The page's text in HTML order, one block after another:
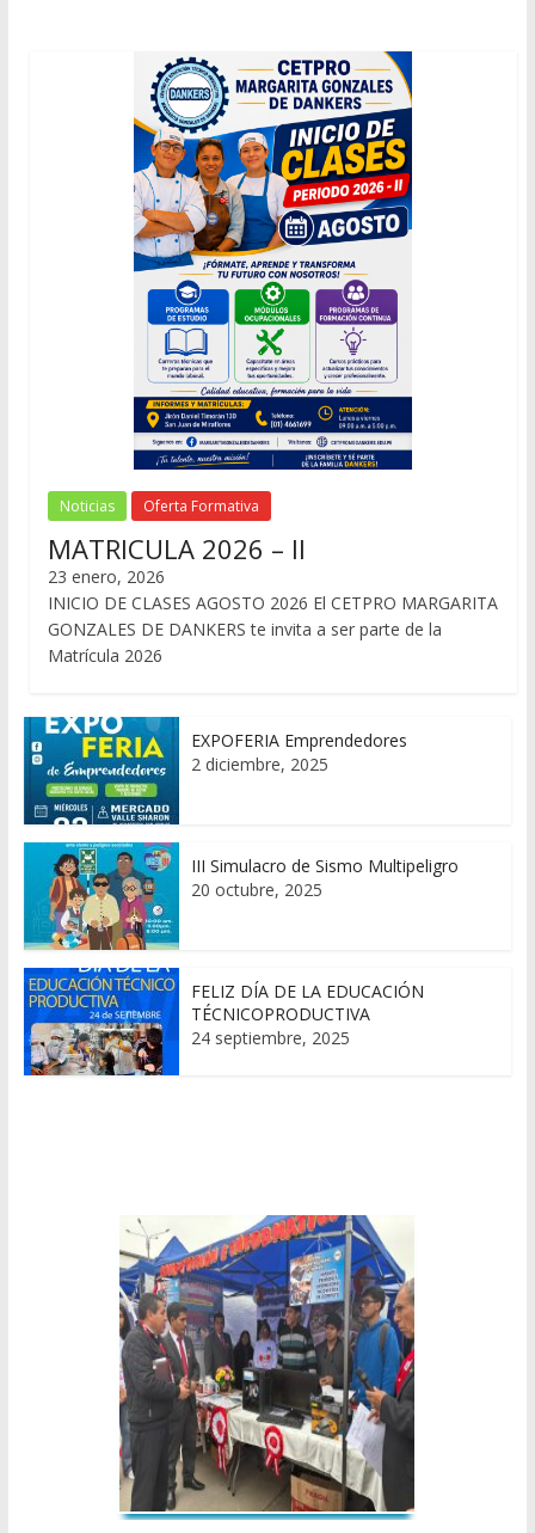
Noticias Oferta Formativa
MATRICULA 2026 – II
23 enero, 2026
INICIO DE CLASES AGOSTO 2026 El CETPRO MARGARITA
GONZALES DE DANKERS te invita a ser parte de la
Matrícula 2026
EXPOFERIA Emprendedores
2 diciembre, 2025
III Simulacro de Sismo Multipeligro
20 octubre, 2025
FELIZ DÍA DE LA EDUCACIÓN
TÉCNICOPRODUCTIVA
24 septiembre, 2025